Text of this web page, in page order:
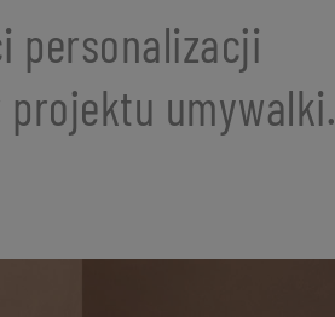
personalizacji
projektu umywalki.